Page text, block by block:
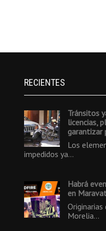
RECIENTES
Tránsitos
licencias,
garantizar
Los
impedidos ya…
Habrá
en
Originarias
Morelia…